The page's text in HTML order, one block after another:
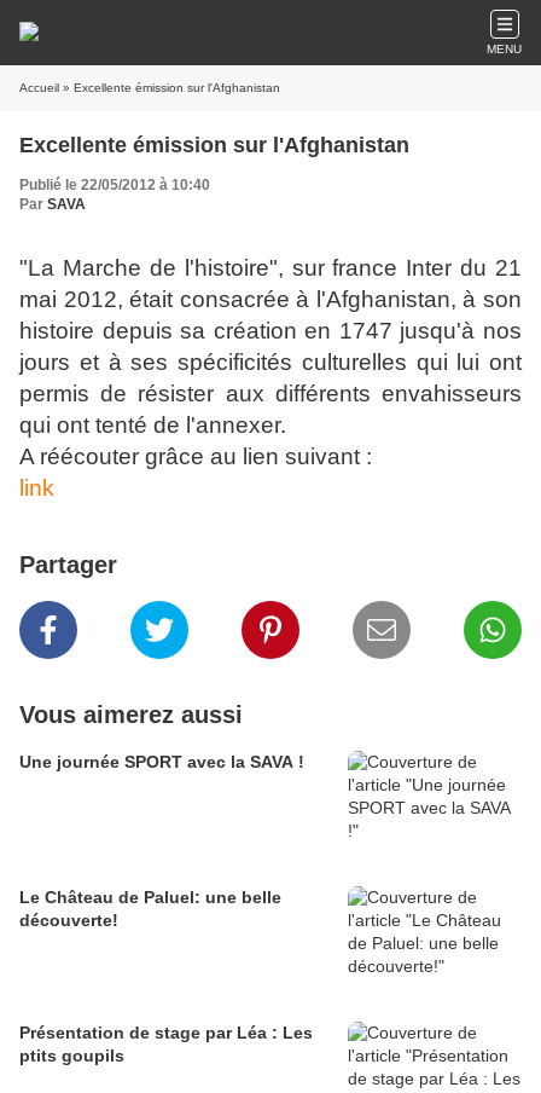
MENU
Accueil » Excellente émission sur l'Afghanistan
Excellente émission sur l'Afghanistan
Publié le 22/05/2012 à 10:40
Par SAVA
"La Marche de l'histoire", sur france Inter du 21
mai 2012, était consacrée à l'Afghanistan, à son
histoire depuis sa création en 1747 jusqu'à nos
jours et à ses spécificités culturelles qui lui ont
permis de résister aux différents envahisseurs
qui ont tenté de l'annexer.
A réécouter grâce au lien suivant :
link
Partager
Vous aimerez aussi
Une journée SPORT avec la SAVA !
Le Château de Paluel: une belle
découverte!
Présentation de stage par Léa : Les
ptits goupils